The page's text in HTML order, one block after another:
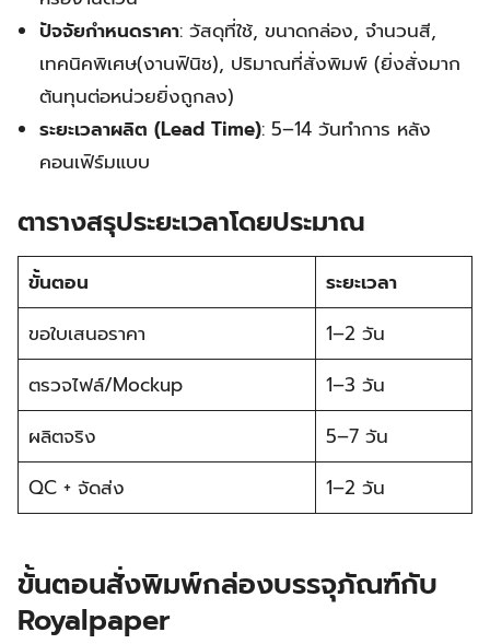
ปัจจัยกำหนดราคา: วัสดุที่ใช้, ขนาดกล่อง, จำนวนสี,
เทคนิคพิเศษ(งานฟินิช), ปริมาณที่สั่งพิมพ์ (ยิ่งสั่งมาก
ต้นทุนต่อหน่วยยิ่งถูกลง)
ระยะเวลาผลิต (Lead Time): 5–14 วันทำการ หลัง
คอนเฟิร์มแบบ
ตารางสรุประยะเวลาโดยประมาณ
ขั้นตอน
ระยะเวลา
ขอใบเสนอราคา
1–2 วัน
ตรวจไฟล์/Mockup
1–3 วัน
ผลิตจริง
5–7 วัน
QC + จัดส่ง
1–2 วัน
ขั้นตอนสั่งพิมพ์กล่องบรรจุภัณฑ์กับ
Royalpaper